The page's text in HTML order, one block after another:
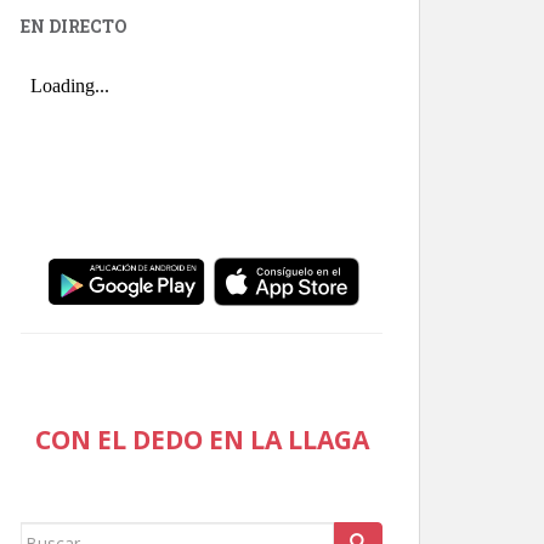
EN DIRECTO
CON EL DEDO EN LA LLAGA
Buscar: